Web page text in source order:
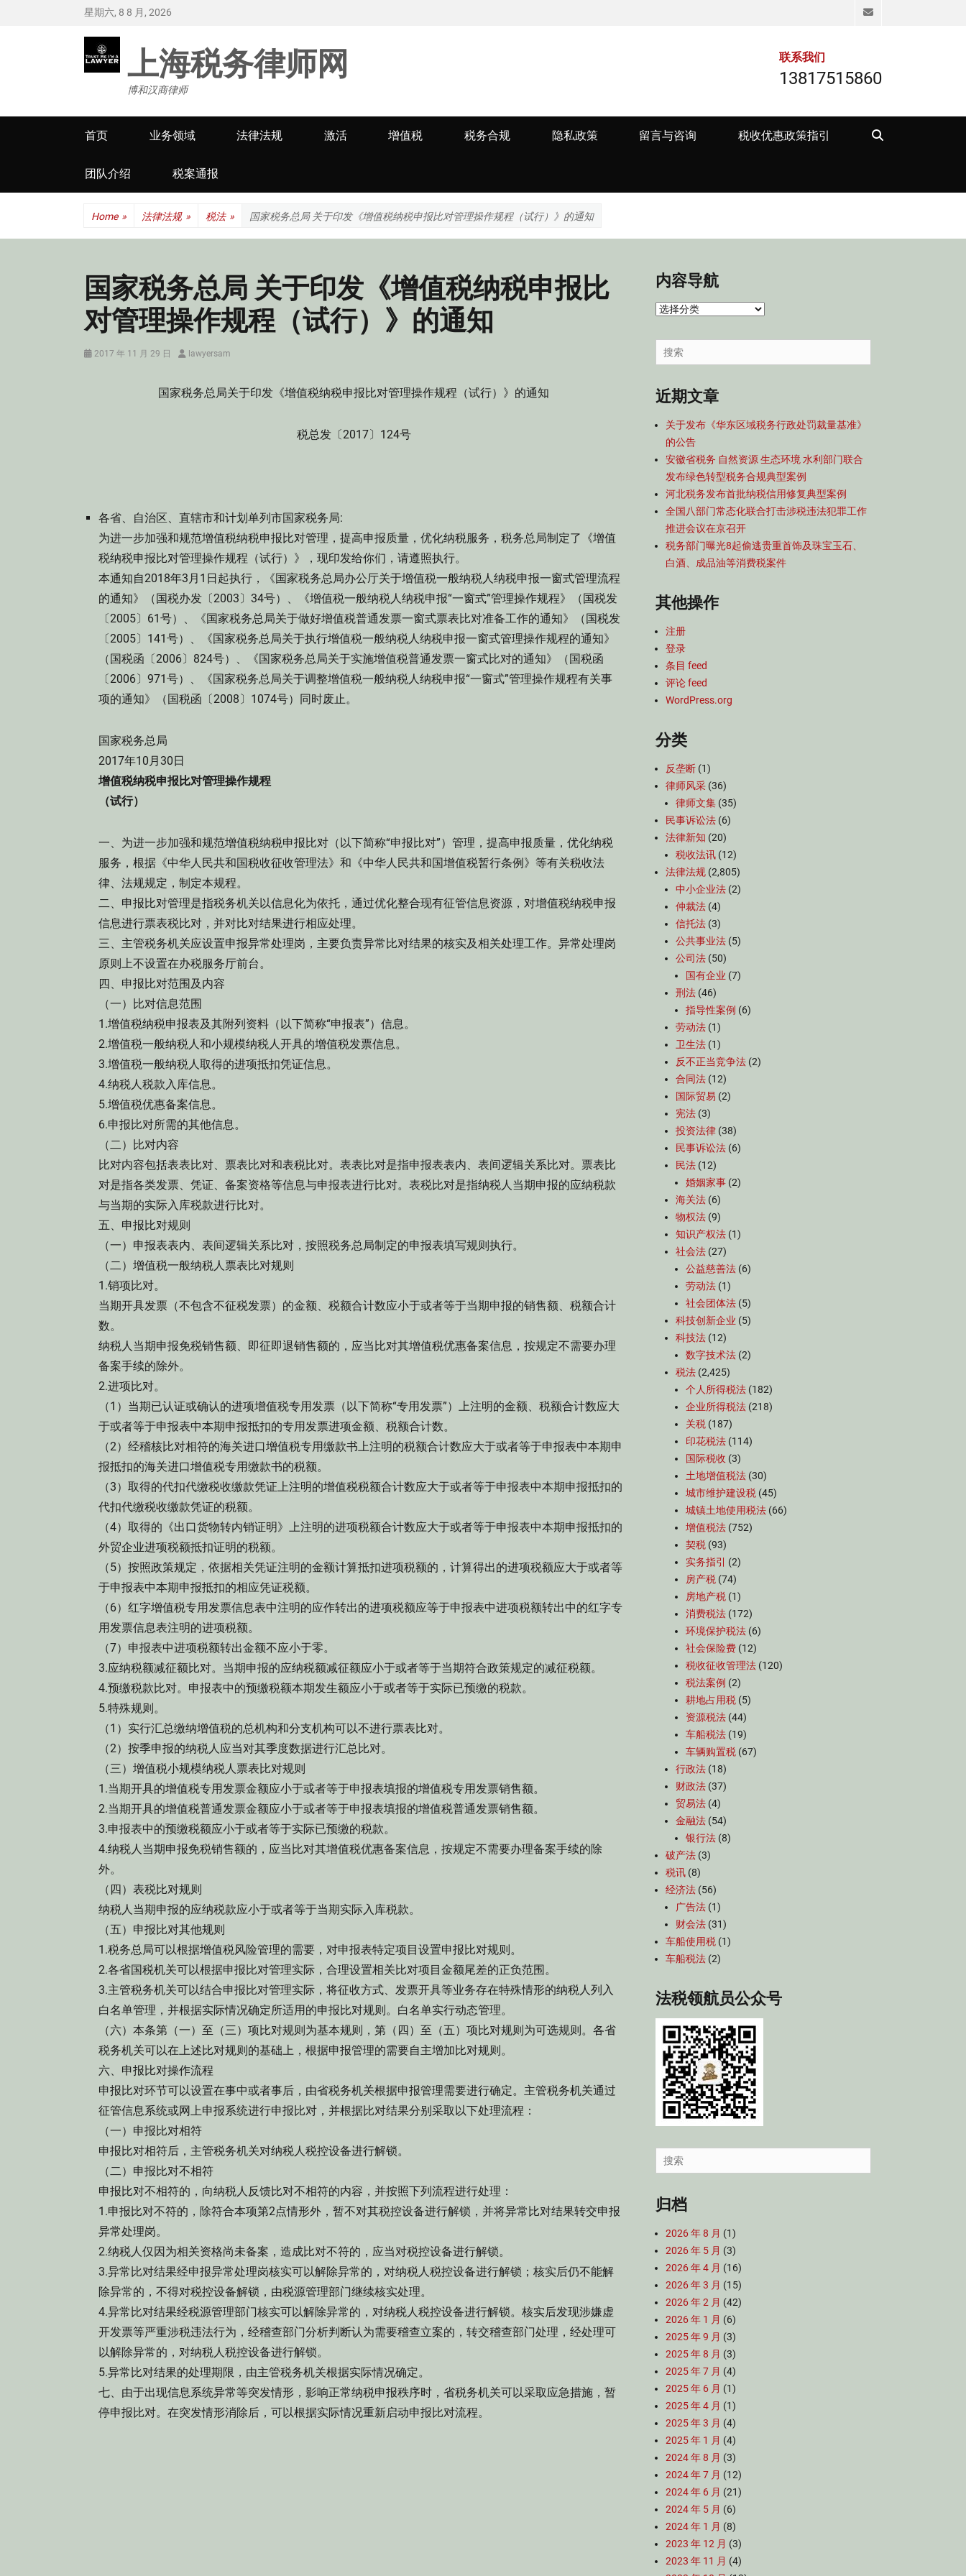
星期六, 8 8 月, 2026 Email
上海税务律师网
博和汉商律师
联系我们
13817515860
Primary
menu
首页 业务领域 法律法规 激活 增值税 税务合规 隐私政策 留言与咨询 税收优惠政策指引
团队介绍 税案通报
Home » 法律法规 » 税法 » 国家税务总局 关于印发《增值税纳税申报比对管理操作规程（试行）》的通知
国家税务总局 关于印发《增值税纳税申报比
对管理操作规程（试行）》的通知
Posted
2017 年 11 月 29 日 Authorlawyersam
国家税务总局关于印发《增值税纳税申报比对管理操作规程（试行）》的通知
税总发〔2017〕124号
各省、自治区、直辖市和计划单列市国家税务局:
为进一步加强和规范增值税纳税申报比对管理，提高申报质量，优化纳税服务，税务总局制定了《增值
税纳税申报比对管理操作规程（试行）》，现印发给你们，请遵照执行。
本通知自2018年3月1日起执行，《国家税务总局办公厅关于增值税一般纳税人纳税申报一窗式管理流程
的通知》（国税办发〔2003〕34号）、《增值税一般纳税人纳税申报“一窗式”管理操作规程》（国税发
〔2005〕61号）、《国家税务总局关于做好增值税普通发票一窗式票表比对准备工作的通知》（国税发
〔2005〕141号）、《国家税务总局关于执行增值税一般纳税人纳税申报一窗式管理操作规程的通知》
（国税函〔2006〕824号）、《国家税务总局关于实施增值税普通发票一窗式比对的通知》（国税函
〔2006〕971号）、《国家税务总局关于调整增值税一般纳税人纳税申报“一窗式”管理操作规程有关事
项的通知》（国税函〔2008〕1074号）同时废止。
国家税务总局
2017年10月30日
增值税纳税申报比对管理操作规程
（试行）
一、为进一步加强和规范增值税纳税申报比对（以下简称“申报比对”）管理，提高申报质量，优化纳税
服务，根据《中华人民共和国税收征收管理法》和《中华人民共和国增值税暂行条例》等有关税收法
律、法规规定，制定本规程。
二、申报比对管理是指税务机关以信息化为依托，通过优化整合现有征管信息资源，对增值税纳税申报
信息进行票表税比对，并对比对结果进行相应处理。
三、主管税务机关应设置申报异常处理岗，主要负责异常比对结果的核实及相关处理工作。异常处理岗
原则上不设置在办税服务厅前台。
四、申报比对范围及内容
（一）比对信息范围
1.增值税纳税申报表及其附列资料（以下简称“申报表”）信息。
2.增值税一般纳税人和小规模纳税人开具的增值税发票信息。
3.增值税一般纳税人取得的进项抵扣凭证信息。
4.纳税人税款入库信息。
5.增值税优惠备案信息。
6.申报比对所需的其他信息。
（二）比对内容
比对内容包括表表比对、票表比对和表税比对。表表比对是指申报表表内、表间逻辑关系比对。票表比
对是指各类发票、凭证、备案资格等信息与申报表进行比对。表税比对是指纳税人当期申报的应纳税款
与当期的实际入库税款进行比对。
五、申报比对规则
（一）申报表表内、表间逻辑关系比对，按照税务总局制定的申报表填写规则执行。
（二）增值税一般纳税人票表比对规则
1.销项比对。
当期开具发票（不包含不征税发票）的金额、税额合计数应小于或者等于当期申报的销售额、税额合计
数。
纳税人当期申报免税销售额、即征即退销售额的，应当比对其增值税优惠备案信息，按规定不需要办理
备案手续的除外。
2.进项比对。
（1）当期已认证或确认的进项增值税专用发票（以下简称“专用发票”）上注明的金额、税额合计数应大
于或者等于申报表中本期申报抵扣的专用发票进项金额、税额合计数。
（2）经稽核比对相符的海关进口增值税专用缴款书上注明的税额合计数应大于或者等于申报表中本期申
报抵扣的海关进口增值税专用缴款书的税额。
（3）取得的代扣代缴税收缴款凭证上注明的增值税税额合计数应大于或者等于申报表中本期申报抵扣的
代扣代缴税收缴款凭证的税额。
（4）取得的《出口货物转内销证明》上注明的进项税额合计数应大于或者等于申报表中本期申报抵扣的
外贸企业进项税额抵扣证明的税额。
（5）按照政策规定，依据相关凭证注明的金额计算抵扣进项税额的，计算得出的进项税额应大于或者等
于申报表中本期申报抵扣的相应凭证税额。
（6）红字增值税专用发票信息表中注明的应作转出的进项税额应等于申报表中进项税额转出中的红字专
用发票信息表注明的进项税额。
（7）申报表中进项税额转出金额不应小于零。
3.应纳税额减征额比对。当期申报的应纳税额减征额应小于或者等于当期符合政策规定的减征税额。
4.预缴税款比对。申报表中的预缴税额本期发生额应小于或者等于实际已预缴的税款。
5.特殊规则。
（1）实行汇总缴纳增值税的总机构和分支机构可以不进行票表比对。
（2）按季申报的纳税人应当对其季度数据进行汇总比对。
（三）增值税小规模纳税人票表比对规则
1.当期开具的增值税专用发票金额应小于或者等于申报表填报的增值税专用发票销售额。
2.当期开具的增值税普通发票金额应小于或者等于申报表填报的增值税普通发票销售额。
3.申报表中的预缴税额应小于或者等于实际已预缴的税款。
4.纳税人当期申报免税销售额的，应当比对其增值税优惠备案信息，按规定不需要办理备案手续的除
外。
（四）表税比对规则
纳税人当期申报的应纳税款应小于或者等于当期实际入库税款。
（五）申报比对其他规则
1.税务总局可以根据增值税风险管理的需要，对申报表特定项目设置申报比对规则。
2.各省国税机关可以根据申报比对管理实际，合理设置相关比对项目金额尾差的正负范围。
3.主管税务机关可以结合申报比对管理实际，将征收方式、发票开具等业务存在特殊情形的纳税人列入
白名单管理，并根据实际情况确定所适用的申报比对规则。白名单实行动态管理。
（六）本条第（一）至（三）项比对规则为基本规则，第（四）至（五）项比对规则为可选规则。各省
税务机关可以在上述比对规则的基础上，根据申报管理的需要自主增加比对规则。
六、申报比对操作流程
申报比对环节可以设置在事中或者事后，由省税务机关根据申报管理需要进行确定。主管税务机关通过
征管信息系统或网上申报系统进行申报比对，并根据比对结果分别采取以下处理流程：
（一）申报比对相符
申报比对相符后，主管税务机关对纳税人税控设备进行解锁。
（二）申报比对不相符
申报比对不相符的，向纳税人反馈比对不相符的内容，并按照下列流程进行处理：
1.申报比对不符的，除符合本项第2点情形外，暂不对其税控设备进行解锁，并将异常比对结果转交申报
异常处理岗。
2.纳税人仅因为相关资格尚未备案，造成比对不符的，应当对税控设备进行解锁。
3.异常比对结果经申报异常处理岗核实可以解除异常的，对纳税人税控设备进行解锁；核实后仍不能解
除异常的，不得对税控设备解锁，由税源管理部门继续核实处理。
4.异常比对结果经税源管理部门核实可以解除异常的，对纳税人税控设备进行解锁。核实后发现涉嫌虚
开发票等严重涉税违法行为，经稽查部门分析判断认为需要稽查立案的，转交稽查部门处理，经处理可
以解除异常的，对纳税人税控设备进行解锁。
5.异常比对结果的处理期限，由主管税务机关根据实际情况确定。
七、由于出现信息系统异常等突发情形，影响正常纳税申报秩序时，省税务机关可以采取应急措施，暂
停申报比对。在突发情形消除后，可以根据实际情况重新启动申报比对流程。
内容导航
内
导
航
Search
for:
近期文章
关于发布《华东区域税务行政处罚裁量基准》
的公告
安徽省税务 自然资源 生态环境 水利部门联合
发布绿色转型税务合规典型案例
河北税务发布首批纳税信用修复典型案例
全国八部门常态化联合打击涉税违法犯罪工作
推进会议在京召开
税务部门曝光8起偷逃贵重首饰及珠宝玉石、
白酒、成品油等消费税案件
其他操作
注册
登录
条目 feed
评论 feed
WordPress.org
分类
反垄断 (1)
律师风采 (36)
律师文集 (35)
民事诉讼法 (6)
法律新知 (20)
税收法讯 (12)
法律法规 (2,805)
中小企业法 (2)
仲裁法 (4)
信托法 (3)
公共事业法 (5)
公司法 (50)
国有企业 (7)
刑法 (46)
指导性案例 (6)
劳动法 (1)
卫生法 (1)
反不正当竞争法 (2)
合同法 (12)
国际贸易 (2)
宪法 (3)
投资法律 (38)
民事诉讼法 (6)
民法 (12)
婚姻家事 (2)
海关法 (6)
物权法 (9)
知识产权法 (1)
社会法 (27)
公益慈善法 (6)
劳动法 (1)
社会团体法 (5)
科技创新企业 (5)
科技法 (12)
数字技术法 (2)
税法 (2,425)
个人所得税法 (182)
企业所得税法 (218)
关税 (187)
印花税法 (114)
国际税收 (3)
土地增值税法 (30)
城市维护建设税 (45)
城镇土地使用税法 (66)
增值税法 (752)
契税 (93)
实务指引
(2)
房产税 (74)
房地产税 (1)
消费税法 (172)
环境保护税法 (6)
社会保险费 (12)
税收征收管理法 (120)
税法案例 (2)
耕地占用税 (5)
资源税法 (44)
车船税法 (19)
车辆购置税 (67)
行政法 (18)
财政法 (37)
贸易法 (4)
金融法 (54)
银行法 (8)
破产法 (3)
税讯 (8)
经济法 (56)
广告法 (1)
财会法 (31)
车船使用税 (1)
车船税法 (2)
法税领航员公众号
Search
for:
归档
2026 年 8 月 (1)
2026 年 5 月 (3)
2026 年 4 月 (16)
2026 年 3 月 (15)
2026 年 2 月 (42)
2026 年 1 月 (6)
2025 年 9 月 (3)
2025 年 8 月 (3)
2025 年 7 月 (4)
2025 年 6 月 (1)
2025 年 4 月 (1)
2025 年 3 月 (4)
2025 年 1 月 (4)
2024 年 8 月 (3)
2024 年 7 月 (12)
2024 年 6 月 (21)
2024 年 5 月 (6)
2024 年 1 月 (8)
2023 年 12 月 (3)
2023 年 11 月 (4)